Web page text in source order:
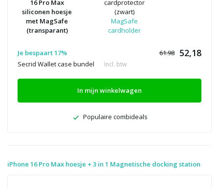
16 Pro Max
siliconen hoesje
met MagSafe
(transparant)
cardprotector
(zwart)
MagSafe
cardholder
Je bespaart 17% 61.98 52,18
Secrid Wallet case bundel Incl. btw
In mijn winkelwagen
Populaire combideals
iPhone 16 Pro Max hoesje + 3 in 1 Magnetische docking station